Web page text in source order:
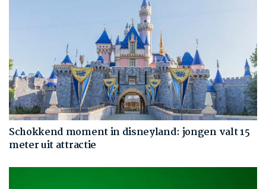
Schokkend moment in disneyland: jongen valt 15
meter uit attractie